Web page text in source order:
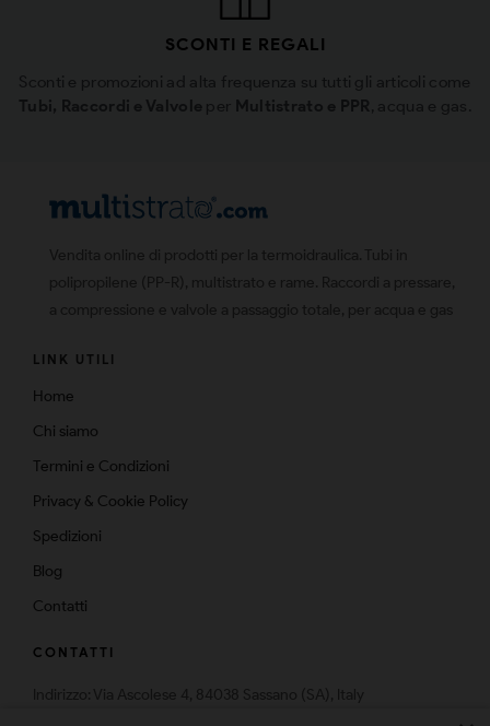
SCONTI E REGALI
Sconti e promozioni ad alta frequenza su tutti gli articoli come
Tubi, Raccordi e Valvole per Multistrato e PPR , acqua e gas.
LINK UTILI
Home
Chi siamo
Termini e Condizioni
Privacy & Cookie Policy
Spedizioni
Blog
Contatti
CONTATTI